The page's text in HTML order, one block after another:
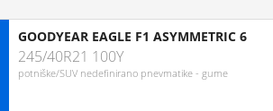
GOODYEAR EAGLE F1 ASYMMETRIC 6
245/40R21 100Y
potniške/SUV nedefinirano pnevmatike - gume